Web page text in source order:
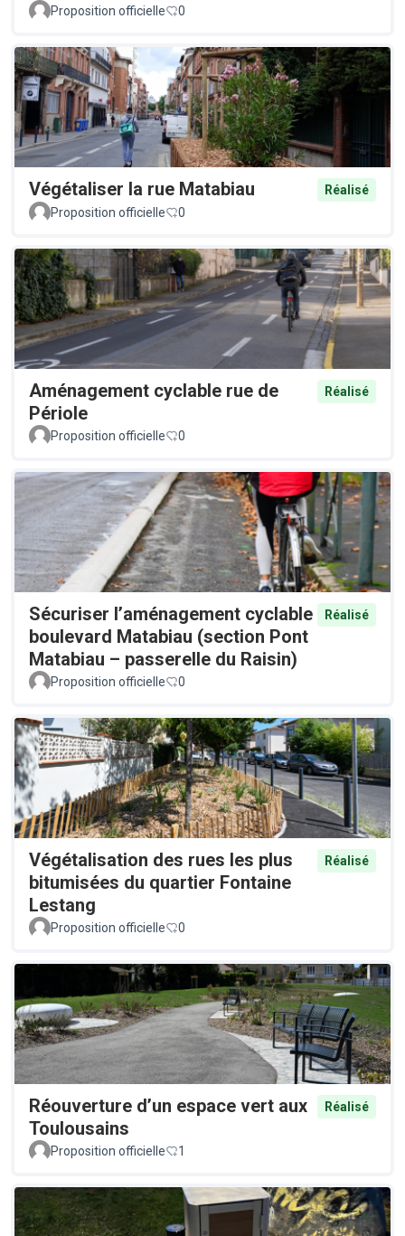
Proposition officielle 0
Végétaliser la rue Matabiau
Réalisé
Proposition officielle
0
Aménagement cyclable rue de
Périole
Réalisé
Proposition officielle 0
Sécuriser l’aménagement cyclable
boulevard Matabiau (section Pont
Matabiau – passerelle du Raisin)
Réalisé
Proposition officielle 0
Végétalisation des rues les plus
bitumisées du quartier Fontaine
Lestang
Réalisé
Proposition officielle 0
Réouverture d’un espace vert aux
Toulousains
Réalisé
Proposition officielle 1